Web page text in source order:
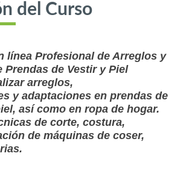
del Curso
línea Profesional de Arreglos y
Prendas de Vestir y Piel
arreglos,
y adaptaciones en prendas de
así como en ropa de hogar.
de corte, costura,
de máquinas de coser,